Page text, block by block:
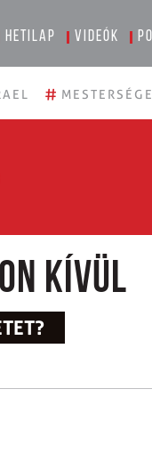
Hetilap Videók
#
kívül